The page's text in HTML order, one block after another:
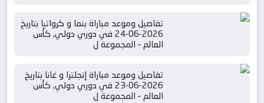
تفاصيل وموعد مباراة بنما و كرواتيا بتاريخ
2026-06-24 في دوري دولي, كأس
العالم – المجموعة ل
تفاصيل وموعد مباراة إنجلترا و غانا بتاريخ
2026-06-23 في دوري دولي, كأس
العالم – المجموعة ل